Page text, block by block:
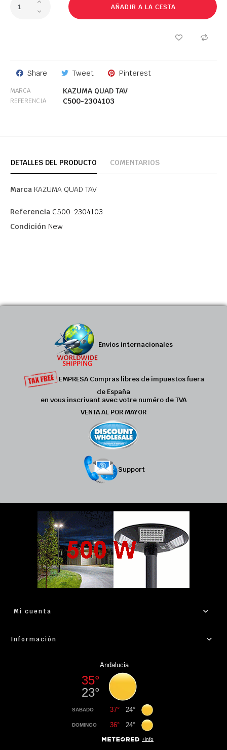
AÑADIR A LA CESTA
Share Tweet Pinterest
MARCA KAZUMA QUAD TAV
REFERENCIA C500-2304103
DETALLES DEL PRODUCTO COMENTARIOS
Marca KAZUMA QUAD TAV
Referencia C500-2304103
Condición New
Envíos internacionales
EMPRESA Compras libres de impuestos fuera
de España
en vous inscrivant avec votre numéro de TVA
VENTA AL POR MAYOR
Support
Mi cuenta
Información